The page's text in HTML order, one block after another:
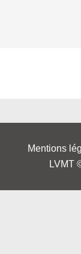
Mentions
LVMT